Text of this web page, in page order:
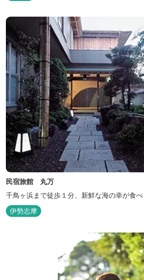
民宿旅館 丸万
千鳥ヶ浜まで徒歩１分、新鮮な海の幸が食べ
伊勢志摩